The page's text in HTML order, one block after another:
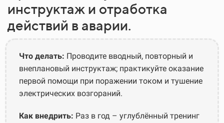
инструктаж и отработка
действий в аварии.
Что делать: Проводите вводный, повторный и
внеплановый инструктаж; практикуйте оказание
первой помощи при поражении током и тушение
электрических возгораний.
Как внедрить: Раз в год – углублённый тренинг